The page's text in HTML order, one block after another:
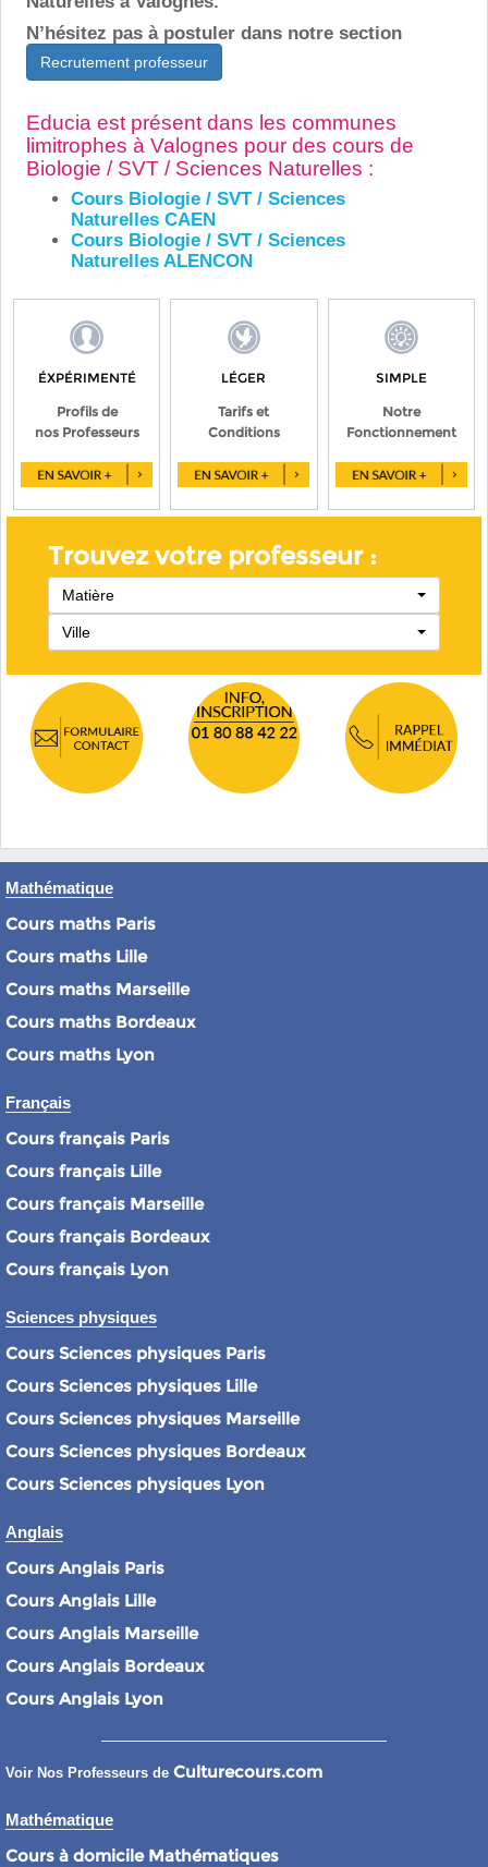
N’hésitez pas à postuler dans notre section
Recrutement professeur
Educia est présent dans les communes
limitrophes à Valognes pour des cours de
Biologie / SVT / Sciences Naturelles :
Cours Biologie / SVT / Sciences
Naturelles CAEN
Cours Biologie / SVT / Sciences
Naturelles ALENCON
ÉXPÉRIMENTÉ
Profils de
nos Professeurs
LÉGER
Tarifs et
Conditions
SIMPLE
Notre
Fonctionnement
Trouvez votre professeur :
Matière
Ville
Mathématique
Cours maths Paris
Cours maths Lille
Cours maths Marseille
Cours maths Bordeaux
Cours maths Lyon
Français
Cours français Paris
Cours français Lille
Cours français Marseille
Cours français Bordeaux
Cours français Lyon
Sciences physiques
Cours Sciences physiques Paris
Cours Sciences physiques Lille
Cours Sciences physiques Marseille
Cours Sciences physiques Bordeaux
Cours Sciences physiques Lyon
Anglais
Cours Anglais Paris
Cours Anglais Lille
Cours Anglais Marseille
Cours Anglais Bordeaux
Cours Anglais Lyon
Voir Nos Professeurs de Culturecours.com
Mathématique
Cours à domicile Mathématiques